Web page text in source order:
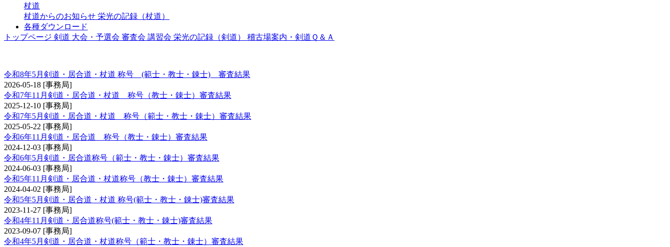
杖道
杖道からのお知らせ 栄光の記録（杖道）
各種ダウンロード
トップページ 剣道 大会・予選会 審査会 講習会 栄光の記録（剣道） 稽古場案内・剣道Ｑ＆Ａ
令和8年5月剣道・居合道・杖道 称号 (範士・教士・錬士) 審査結果
2026-05-18 [事務局]
令和7年11月剣道・居合道・杖道 称号（教士・錬士）審査結果
2025-12-10 [事務局]
令和7年5月剣道・居合道・杖道 称号（範士・教士・錬士）審査結果
2025-05-22 [事務局]
令和6年11月剣道・居合道 称号（教士・錬士）審査結果
2024-12-03 [事務局]
令和6年5月剣道・居合道称号（範士・教士・錬士）審査結果
2024-06-03 [事務局]
令和5年11月剣道・居合道・杖道称号（教士・錬士）審査結果
2024-04-02 [事務局]
令和5年5月剣道・居合道・杖道 称号(範士・教士・錬士)審査結果
2023-11-27 [事務局]
令和4年11月剣道・居合道称号(範士・教士・錬士)審査結果
2023-09-07 [事務局]
令和4年5月剣道・居合道・杖道称号（範士・教士・錬士）審査結果